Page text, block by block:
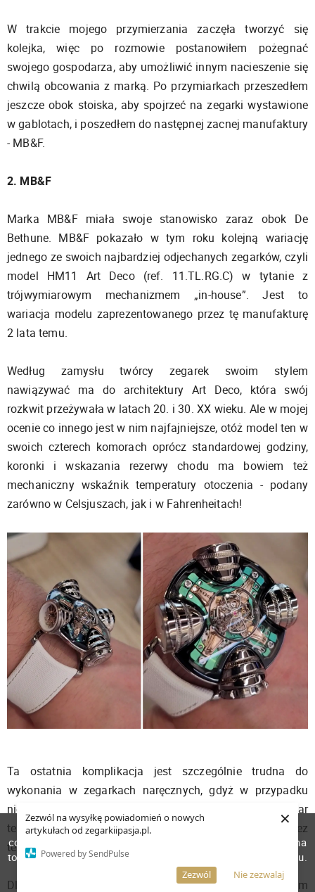
Zezwól na wysyłkę powiadomień o nowych
artykułach od zegarkiipasja.pl.
Powered by SendPulse
Nie zezwalaj
Zezwól
×
W trakcie mojego przymierzania zaczęła tworzyć się
kolejka, więc po rozmowie postanowiłem pożegnać
swojego gospodarza, aby umożliwić innym nacieszenie się
chwilą obcowania z marką. Po przymiarkach przeszedłem
jeszcze obok stoiska, aby spojrzeć na zegarki wystawione
w gablotach, i poszedłem do następnej zacnej manufaktury
- MB&F.
2. MB&F
Marka MB&F miała swoje stanowisko zaraz obok De
Bethune. MB&F pokazało w tym roku kolejną wariację
jednego ze swoich najbardziej odjechanych zegarków, czyli
model HM11 Art Deco (ref. 11.TL.RG.C) w tytanie z
trójwymiarowym mechanizmem „in-house”. Jest to
wariacja modelu zaprezentowanego przez tę manufakturę
2 lata temu.
Według zamysłu twórcy zegarek swoim stylem
nawiązywać ma do architektury Art Deco, która swój
rozkwit przeżywała w latach 20. i 30. XX wieku. Ale w mojej
ocenie co innego jest w nim najfajniejsze, otóż model ten w
swoich czterech komorach oprócz standardowej godziny,
koronki i wskazania rezerwy chodu ma bowiem też
mechaniczny wskaźnik temperatury otoczenia - podany
zarówno w Celsjuszach, jak i w Fahrenheitach!
Ta ostatnia komplikacja jest szczególnie trudna do
wykonania w zegarkach naręcznych, gdyż w przypadku
niektórych modeli z podobnym wskazaniem, pomiar
temperatury otoczenia potrafi być zaburzany przez
temperaturę ręki noszącego.
Dlatego od razu zapytałem „jak uporali się z tym
W celu poprawienia jakości usług korzystamy z plików
cookies. Pozostanie na stronie oznacza, iż wyrażasz zgodę na
to, że pliki cookies będą przechowywane w Twoim urządzeniu.
Więcej informacji